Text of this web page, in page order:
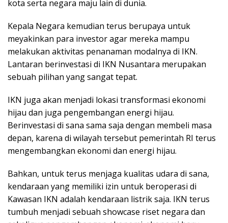
kota serta negara maju lain di dunia.
Kepala Negara kemudian terus berupaya untuk
meyakinkan para investor agar mereka mampu
melakukan aktivitas penanaman modalnya di IKN.
Lantaran berinvestasi di IKN Nusantara merupakan
sebuah pilihan yang sangat tepat.
IKN juga akan menjadi lokasi transformasi ekonomi
hijau dan juga pengembangan energi hijau.
Berinvestasi di sana sama saja dengan membeli masa
depan, karena di wilayah tersebut pemerintah RI terus
mengembangkan ekonomi dan energi hijau.
Bahkan, untuk terus menjaga kualitas udara di sana,
kendaraan yang memiliki izin untuk beroperasi di
Kawasan IKN adalah kendaraan listrik saja. IKN terus
tumbuh menjadi sebuah showcase riset negara dan